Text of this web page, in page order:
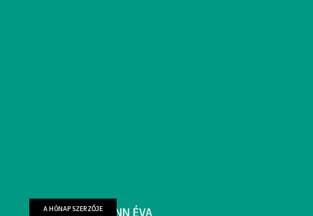
FARKAS WELLMANN ÉVA
A HÓNAP SZERZŐJE